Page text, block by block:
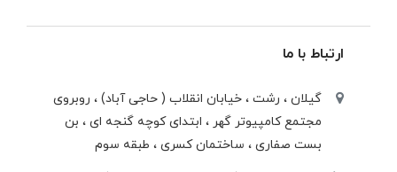
ارتباط با ما
گیلان ، رشت ، خيابان انقلاب ( حاجی آباد) ، روبروی
مجتمع كامپيوتر گهر ، ابتدای كوچه گنجه ای ، بن
بست صفاری ، ساختمان كسری ، طبقه سوم